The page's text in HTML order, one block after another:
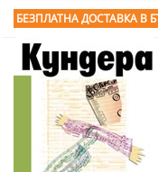
БЕЗПЛАТНА ДОСТАВКА В